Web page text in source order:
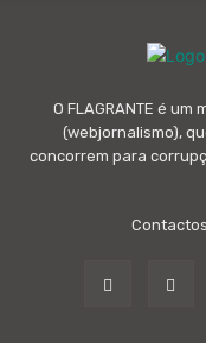
O FLAGRANTE é
(webjornalismo),
concorrem para